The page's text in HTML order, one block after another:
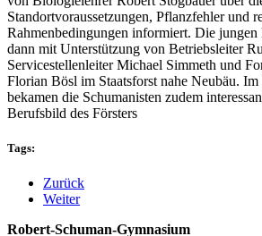
Standortvoraussetzungen, Pflanzfehler und
Rahmenbedingungen informiert. Die jungen
dann mit Unterstützung von Betriebsleiter
Servicestellenleiter Michael Simmeth und
Florian Bösl im Staatsforst nahe Neubäu.
bekamen die Schumanisten zudem
Berufsbild des Försters
Tags:
Zurück
Weiter
Robert-Schuman-Gymnasium